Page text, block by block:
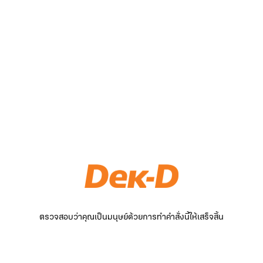
ตรวจสอบว่าคุณเป็นมนุษย์ด้วยการทำคำสั่งนี้ให้เสร็จสิ้น